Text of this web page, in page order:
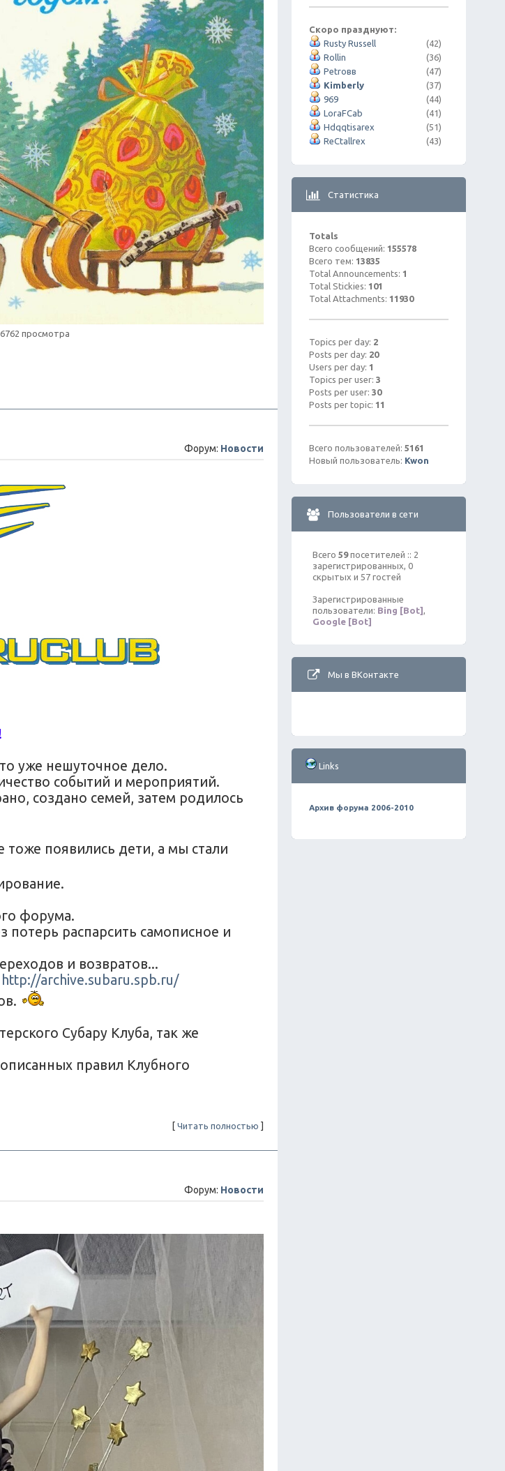
просмотра
Форум: Новости
уже нешуточное дело.
событий и мероприятий.
создано семей, затем родилось
тоже появились дети, а мы стали
форума.
потерь распарсить самописное и
и возвратов...
http://archive.subaru.spb.ru/
Субару Клуба, так же
правил Клубного
[ Читать полностью ]
Форум: Новости
Скоро празднуют:
Rusty Russell
(42)
Rollin
(36)
Petroвв
(47)
Kimberly
(37)
969
(44)
LoraFCab
(41)
Hdqqtisarex
(51)
ReCtallrex
(43)
Статистика
Totals
Всего сообщений: 155578
Всего тем: 13835
Total Announcements: 1
Total Stickies: 101
Total Attachments: 11930
Topics per day: 2
Posts per day: 20
Users per day: 1
Topics per user: 3
Posts per user: 30
Posts per topic: 11
Всего пользователей: 5161
Новый пользователь: Kwon
Пользователи в сети
Всего 59посетителей :: 2
зарегистрированных, 0
скрытых и 57 гостей
Зарегистрированные
пользователи: Bing [Bot] ,
Google [Bot]
Мы в ВКонтакте
Links
Архив форума 2006-2010